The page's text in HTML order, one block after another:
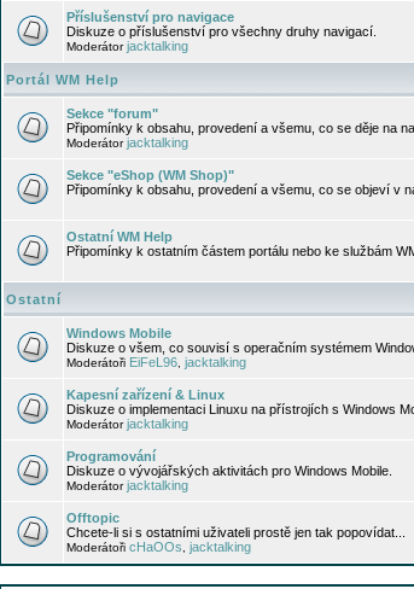
Příslušenství pro navigace
Diskuze o příslušenství pro všechny druhy navigací.
Moderátorjacktalking
Portál WM Help
Sekce "forum"
Připomínky k obsahu, provedení a všemu, co se děje na
Moderátorjacktalking
Sekce "eShop (WM Shop)"
Připomínky k obsahu, provedení a všemu, co se objeví v
Ostatní WM Help
Připomínky k ostatním částem portálu nebo ke službám
Ostatní
Windows Mobile
Diskuze o všem, co souvisí s operačním systémem
Moderátoři EiFeL96 jacktalking
Kapesní zařízení & Linux
Diskuze o implementaci Linuxu na přístrojích s Windows
Moderátorjacktalking
Programování
Diskuze o vývojářských aktivitách pro Windows Mobile.
Moderátorjacktalking
Offtopic
Chcete-li si s ostatními uživateli prostě jen tak popovídat...
Moderátoři cHaOOs jacktalking